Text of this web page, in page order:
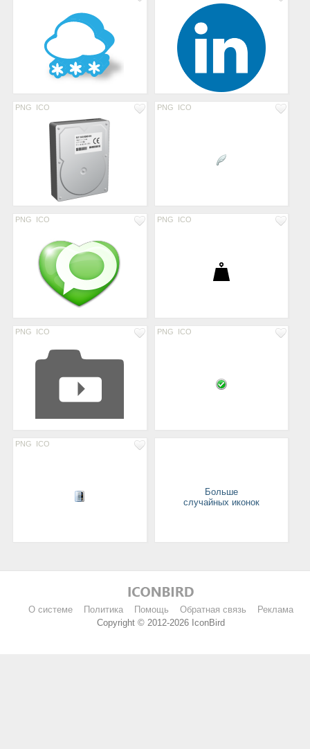
PNG ICO PNG ICO
PNG ICO PNG ICO
PNG ICO PNG ICO
PNG ICO
Больше
случайных иконок
О системе Политика Помощь Обратная связь
Реклама
Copyright © 2012-2026 IconBird